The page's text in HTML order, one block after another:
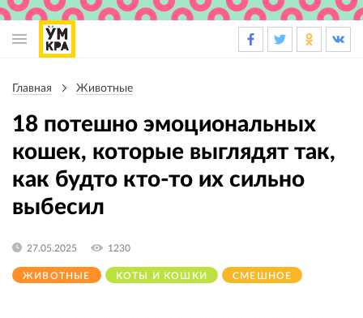
навигация
навигации
Главная Животные
18 потешно эмоциональных
кошек, которые выглядят так,
как будто кто-то их сильно
выбесил
ЖИВОТНЫЕ КОТЫ И КОШКИ СМЕШНОЕ
27.05.2025 1230